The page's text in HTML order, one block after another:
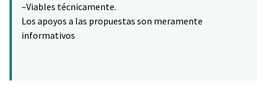
–Viables técnicamente.
Los apoyos a las propuestas son meramente
informativos